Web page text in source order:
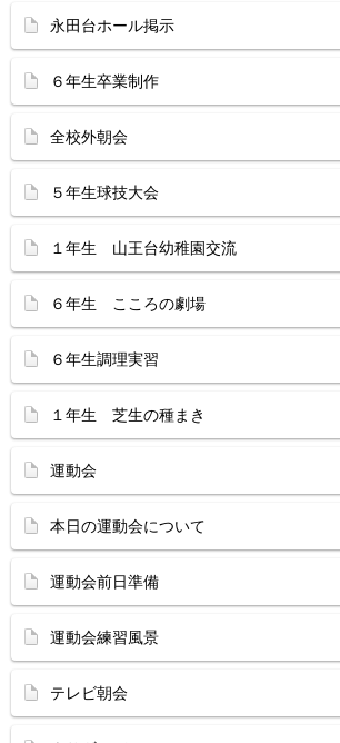
永田台ホール掲示
６年生卒業制作
全校外朝会
５年生球技大会
１年生 山王台幼稚園交流
６年生 こころの劇場
６年生調理実習
１年生 芝生の種まき
運動会
本日の運動会について
運動会前日準備
運動会練習風景
テレビ朝会